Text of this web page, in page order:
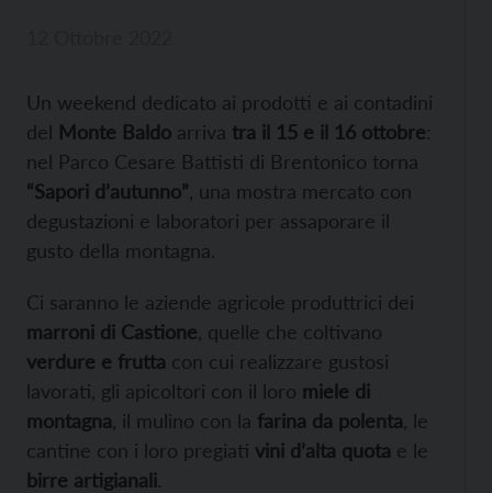
Un weekend dedicato ai prodotti e ai contadini
del Monte Baldo arriva tra il 15 e il 16 ottobre:
nel Parco Cesare Battisti di Brentonico torna
“Sapori d’autunno” , una mostra mercato con
degustazioni e laboratori per assaporare il
gusto della montagna.
Ci saranno le aziende agricole produttrici dei
marroni di Castione , quelle che coltivano
verdure e frutta con cui realizzare gustosi
lavorati, gli apicoltori con il loro miele di
montagna , il mulino con la farina da polenta , le
cantine con i loro pregiati vini d’alta quota e le
birre artigianali.